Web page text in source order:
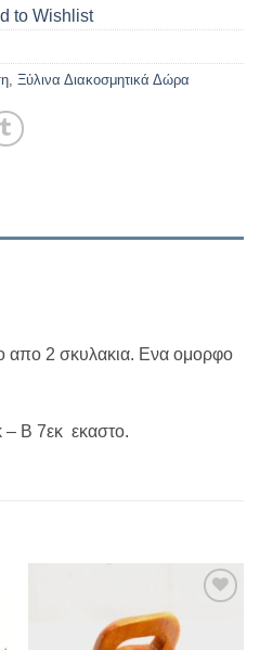
to Wishlist
, Ξύλινα Διακοσμητικά Δώρα
απο 2 σκυλακια. Ενα ομορφο
– Β 7εκ εκαστο.